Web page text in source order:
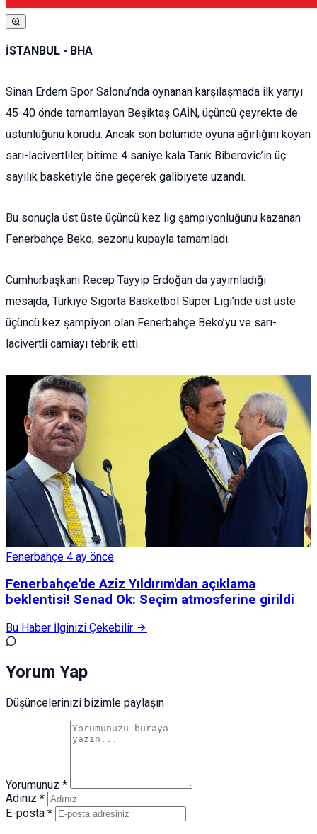
İSTANBUL - BHA
Sinan Erdem Spor Salonu’nda oynanan karşılaşmada ilk yarıyı
45-40 önde tamamlayan Beşiktaş GAİN, üçüncü çeyrekte de
üstünlüğünü korudu. Ancak son bölümde oyuna ağırlığını koyan
sarı-lacivertliler, bitime 4 saniye kala Tarık Biberovic’in üç
sayılık basketiyle öne geçerek galibiyete uzandı.
Bu sonuçla üst üste üçüncü kez lig şampiyonluğunu kazanan
Fenerbahçe Beko, sezonu kupayla tamamladı.
Cumhurbaşkanı Recep Tayyip Erdoğan da yayımladığı
mesajda, Türkiye Sigorta Basketbol Süper Ligi’nde üst üste
üçüncü kez şampiyon olan Fenerbahçe Beko’yu ve sarı-
lacivertli camiayı tebrik etti.
Fenerbahçe 4 ay önce
Fenerbahçe'de Aziz Yıldırım'dan açıklama
beklentisi! Senad Ok: Seçim atmosferine girildi
Bu Haber İlginizi Çekebilir
Yorum Yap
Düşüncelerinizi bizimle paylaşın
Yorumunuz *
Adınız *
E-posta *